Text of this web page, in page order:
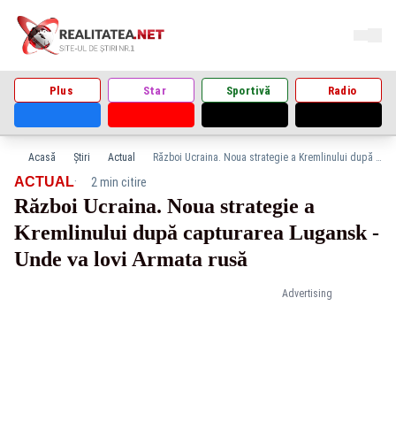
Plus Star Sportivă Radio
Acasă Știri Actual Război Ucraina. Noua strategie a Kremlinului după capturarea Lugansk - Unde va lovi Armata rusă
Advertising
ACTUAL· 2 min citire
Război Ucraina. Noua strategie a
Kremlinului după capturarea Lugansk -
Unde va lovi Armata rusă